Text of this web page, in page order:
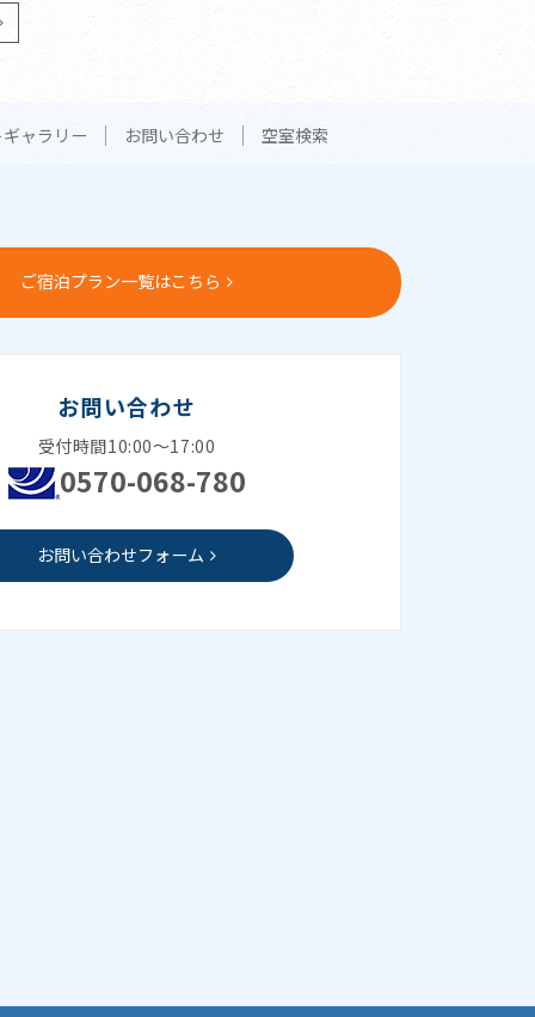
ャラリー お問い合わせ 空室検索
ご宿泊プラン一覧はこちら
お問い合わせ
受付時間10:00～17:00
0570-068-780
お問い合わせフォーム